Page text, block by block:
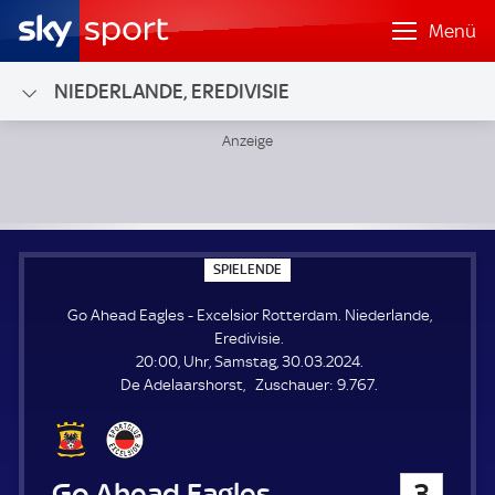
Menü
NIEDERLANDE, EREDIVISIE
SPIELENDE
P
E
E
N
E
Go Ahead Eagles - Excelsior Rotterdam. Niederlande,
Eredivisie.
20:00, Uhr, Samstag, 30.03.2024.
De Adelaarshorst
Zuschauer: Z
9.767.